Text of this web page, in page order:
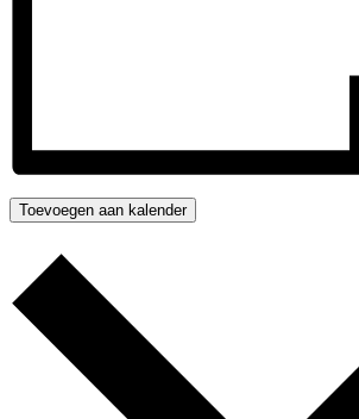
Toevoegen aan kalender